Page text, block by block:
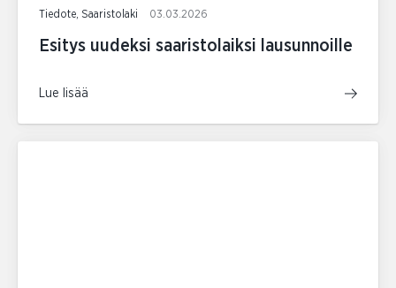
Tiedote, Saaristolaki 03.03.2026
Esitys uudeksi saaristolaiksi lausunnoille
Lue lisää